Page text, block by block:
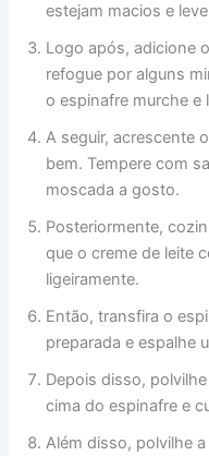
estejam macios e
Logo após, adicione
refogue por alguns
o espinafre murche e
A seguir, acrescente
bem. Tempere com
moscada a gosto.
Posteriormente,
que o creme de leite
ligeiramente.
Então, transfira o
preparada e espalhe
Depois disso,
cima do espinafre e
Além disso, polvilhe